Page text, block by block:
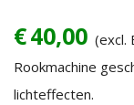
€40,00 (excl.
Rookmachine
lichteffecten.